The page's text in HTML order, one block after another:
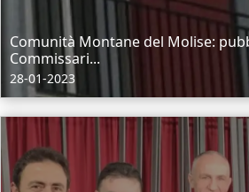
Comunità Montane del Molise:
Commissari...
28-01-2023